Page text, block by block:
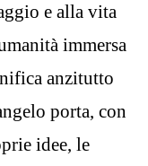
e alla vita
immersa
anzitutto
porta, con
idee, le